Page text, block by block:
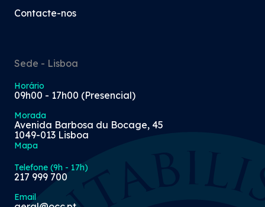
Contacte-nos
Sede - Lisboa
Horário
09h00 - 17h00 (Presencial)
Morada
Avenida Barbosa du Bocage, 45
1049-013 Lisboa
Mapa
Telefone (9h - 17h)
217 999 700
Email